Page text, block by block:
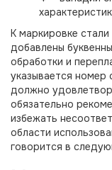
К маркировке
добавлены
обработки и
указывается номер
должно
обязательно
избежать
области
говорится в